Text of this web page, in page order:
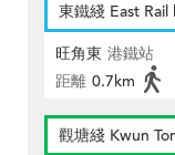
東鐵綫 East Rail
旺角東 港鐵站
距離 0.7km
觀塘綫 Kwun